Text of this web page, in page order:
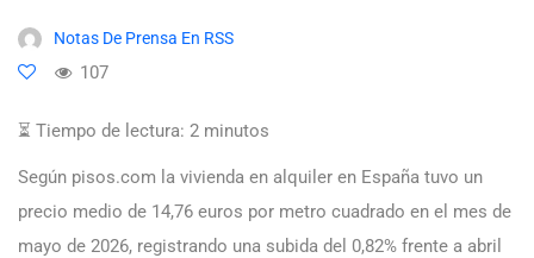
Notas De Prensa En RSS
107
⏳ Tiempo de lectura: 2 minutos
Según pisos.com la vivienda en alquiler en España tuvo un
precio medio de 14,76 euros por metro cuadrado en el mes de
mayo de 2026, registrando una subida del 0,82% frente a abril